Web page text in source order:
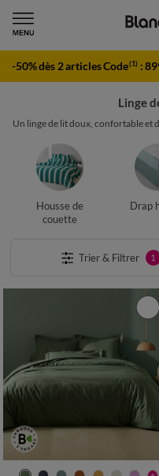
-50% dès 2 articles Code(1) :
Linge
Un linge de lit doux, confortable et
Housse de
couette
Drap
Trier & Filtrer 1